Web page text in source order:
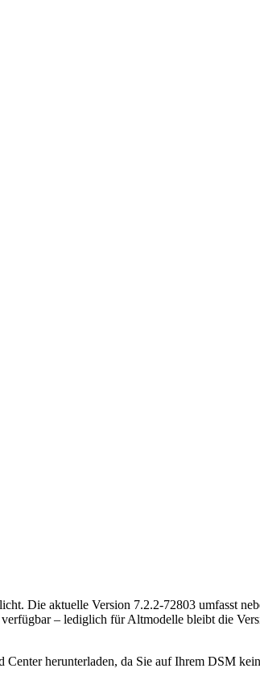
Die aktuelle Version 7.2.2-72803 umfasst
– lediglich für Altmodelle bleibt die
herunterladen, da Sie auf Ihrem DSM